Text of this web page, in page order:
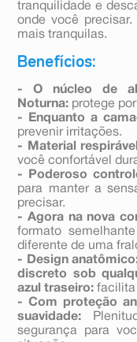
tranquilidade e
onde você
mais tranquilas.
Benefícios:
- O núcleo de
Noturna: protege
- Enquanto a
prevenir irritações.
- Material
você confortável
- Poderoso
para manter a
precisar.
- Agora na nova
formato
diferente de uma
- Design
discreto sob
azul traseiro: facilita
- Com proteção
suavidade:
segurança para